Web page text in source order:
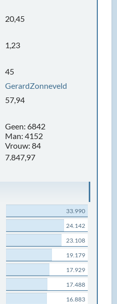
20,45
1,23
45
GerardZonneveld
57,94
Geen: 6842
Man: 4152
Vrouw: 84
7.847,97
33.990
24.142
23.108
19.179
17.929
17.488
16.883